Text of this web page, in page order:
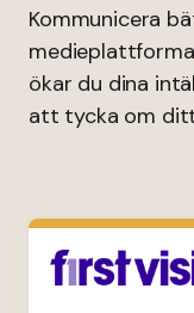
Kommunicera
ökar du dina
att tycka om